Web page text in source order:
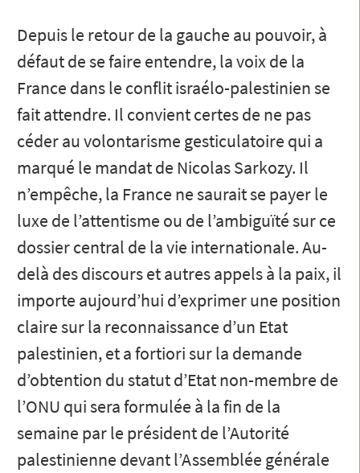
Depuis le retour de la gauche au pouvoir, à
défaut de se faire entendre, la voix de la
France dans le conflit israélo-palestinien se
fait attendre. Il convient certes de ne pas
céder au volontarisme gesticulatoire qui a
marqué le mandat de Nicolas Sarkozy. Il
n’empêche, la France ne saurait se payer le
luxe de l’attentisme ou de l’ambiguïté sur ce
dossier central de la vie internationale. Au-
delà des discours et autres appels à la paix, il
importe aujourd’hui d’exprimer une position
claire sur la reconnaissance d’un Etat
palestinien, et a fortiori sur la demande
d’obtention du statut d’Etat non-membre de
l’ONU qui sera formulée à la fin de la
semaine par le président de l’Autorité
palestinienne devant l’Assemblée générale